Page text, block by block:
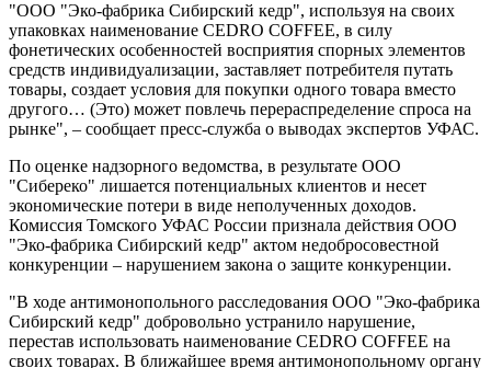
"ООО "Эко-фабрика Сибирский кедр", используя на своих
упаковках наименование CEDRO COFFEE, в силу
фонетических особенностей восприятия спорных элементов
средств индивидуализации, заставляет потребителя путать
товары, создает условия для покупки одного товара вместо
другого… (Это) может повлечь перераспределение спроса на
рынке", – сообщает пресс-служба о выводах экспертов УФАС.
По оценке надзорного ведомства, в результате ООО
"Сибереко" лишается потенциальных клиентов и несет
экономические потери в виде неполученных доходов.
Комиссия Томского УФАС России признала действия ООО
"Эко-фабрика Сибирский кедр" актом недобросовестной
конкуренции – нарушением закона о защите конкуренции.
"В ходе антимонопольного расследования ООО "Эко-фабрика
Сибирский кедр" добровольно устранило нарушение,
перестав использовать наименование CEDRO COFFEE на
своих товарах. В ближайшее время антимонопольному органу